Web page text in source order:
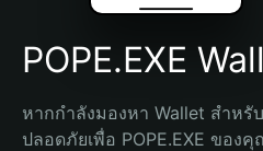
POPE.EXE
หากกำลังมองหา Wallet สำหรั
ปลอดภัยเพื่อ POPE.EXE ของ